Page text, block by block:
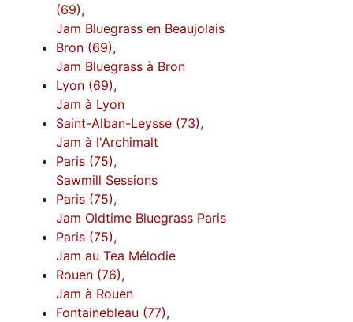
(69),
Jam Bluegrass en Beaujolais
Bron (69),
Jam Bluegrass à Bron
Lyon (69),
Jam à Lyon
Saint-Alban-Leysse (73),
Jam à l'Archimalt
Paris (75),
Sawmill Sessions
Paris (75),
Jam Oldtime Bluegrass Paris
Paris (75),
Jam au Tea Mélodie
Rouen (76),
Jam à Rouen
Fontainebleau (77),